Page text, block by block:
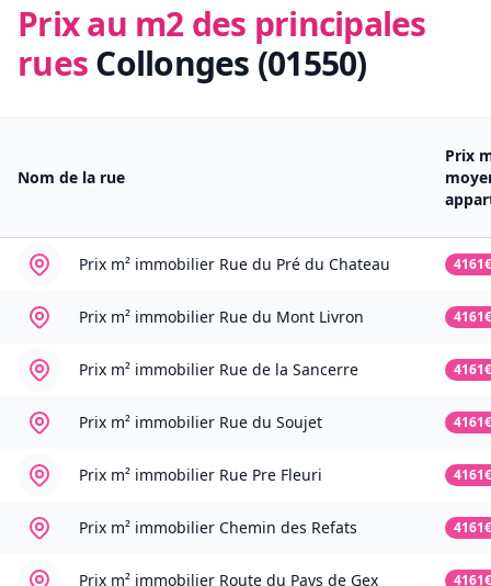
Prix au m2 des principales
ruesCollonges (01550)
Nom de la rue
Prix
Prix m² immobilier Rue du Pré du Chateau 4161€
Prix m² immobilier Rue du Mont Livron 4161€
Prix m² immobilier Rue de la Sancerre 4161€
Prix m² immobilier Rue du Soujet 4161€
Prix m² immobilier Rue Pre Fleuri 4161€
Prix m² immobilier Chemin des Refats 4161€
Prix m² immobilier Route du Pays de Gex 4161€